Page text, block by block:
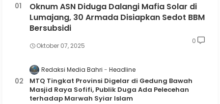
Oknum ASN Diduga Dalangi Mafia Solar di
Lumajang, 30 Armada Disiapkan Sedot BBM
Bersubsidi
Oktober 07, 2025
0
Redaksi Media Bahri Headline
MTQ Tingkat Provinsi Digelar di Gedung Bawah
Masjid Raya Sofifi, Publik Duga Ada Pelecehan
terhadap Marwah Syiar Islam